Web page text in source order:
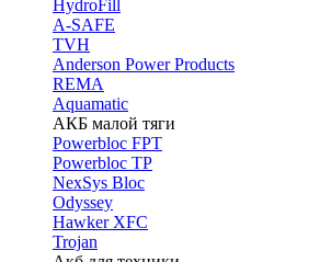
HydroFill
A-SAFE
TVH
Anderson Power Products
REMA
Aquamatic
АКБ малой тяги
Powerbloc FPT
Powerbloc TP
NexSys Bloc
Odyssey
Hawker XFC
Trojan